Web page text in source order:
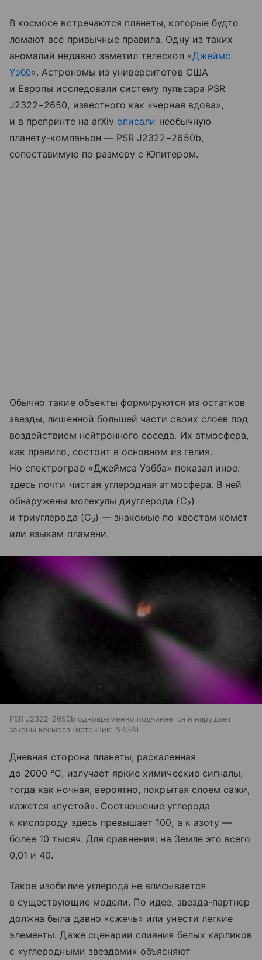
В космосе встречаются планеты, которые будто
ломают все привычные правила. Одну из таких
аномалий недавно заметил телескоп «Джеймс
Уэбб». Астрономы из университетов США
и Европы исследовали систему пульсара PSR
J2322−2650, известного как «черная вдова»,
и в препринте на arXiv описали необычную
планету-компаньон — PSR J2322−2650b,
сопоставимую по размеру с Юпитером.
Обычно такие объекты формируются из остатков
звезды, лишенной большей части своих слоев под
воздействием нейтронного соседа. Их атмосфера,
как правило, состоит в основном из гелия.
Но спектрограф «Джеймса Уэбба» показал иное:
здесь почти чистая углеродная атмосфера. В ней
обнаружены молекулы диуглерода (C₂)
и триуглерода (C₃) — знакомые по хвостам комет
или языкам пламени.
PSR J2322-2650b одновременно подчиняется и нарушает
законы космоса
источник: NASA
Дневная сторона планеты, раскаленная
до 2000 °C, излучает яркие химические сигналы,
тогда как ночная, вероятно, покрытая слоем сажи,
кажется «пустой». Соотношение углерода
к кислороду здесь превышает 100, а к азоту —
более 10 тысяч. Для сравнения: на Земле это всего
0,01 и 40.
Такое изобилие углерода не вписывается
в существующие модели. По идее, звезда-партнер
должна была давно «сжечь» или унести легкие
элементы. Даже сценарии слияния белых карликов
с «углеродными звездами» объясняют